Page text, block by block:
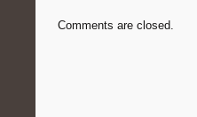
Comments are closed.